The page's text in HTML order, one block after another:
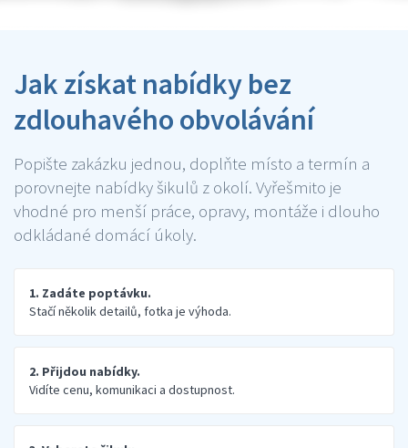
Jak získat nabídky bez
zdlouhavého obvolávání
Popište zakázku jednou, doplňte místo a termín a
porovnejte nabídky šikulů z okolí. Vyřešmito je
vhodné pro menší práce, opravy, montáže i dlouho
odkládané domácí úkoly.
1. Zadáte poptávku.
Stačí několik detailů, fotka je výhoda.
2. Přijdou nabídky.
Vidíte cenu, komunikaci a dostupnost.